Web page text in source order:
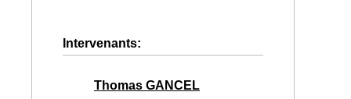
Intervenants:
Thomas GANCEL